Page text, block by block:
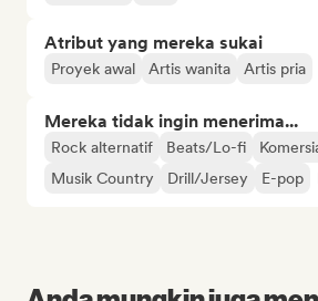
Atribut yang mereka sukai
Proyek awal Artis wanita Artis pria
Mereka tidak ingin menerima...
Rock alternatif Beats/Lo-fi
Musik Country
Drill/Jersey E-pop